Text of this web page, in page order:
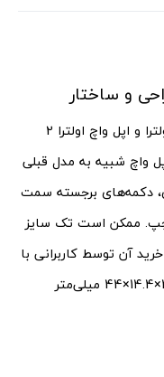
در نگاه اول، تفاوت زیادی بین اپل واچ اولترا و اپل واچ اولترا 2
واچ شبیه به مدل قبلی
صاف 49 میلی‌متری، دکمه‌های برجسته سمت
ممکن است تک سایز
آن توسط کاربرانی با
مچ کوچکتر باشد. این ساعت در ابعاد 49×14.4×44 میلی‌متر